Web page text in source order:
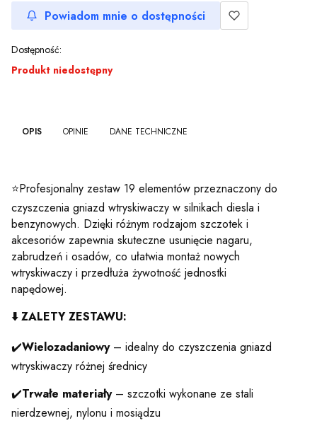
Powiadom mnie o dostępności
Dostępność:
Produkt niedostępny
OPIS OPINIE DANE TECHNICZNE
⭐Profesjonalny zestaw 19 elementów przeznaczony do
czyszczenia gniazd wtryskiwaczy w silnikach diesla i
benzynowych. Dzięki różnym rodzajom szczotek i
akcesoriów zapewnia skuteczne usunięcie nagaru,
zabrudzeń i osadów, co ułatwia montaż nowych
wtryskiwaczy i przedłuża żywotność jednostki
napędowej.
⬇️ZALETY ZESTAWU:
✔️Wielozadaniowy– idealny do czyszczenia gniazd
wtryskiwaczy różnej średnicy
✔️Trwałe materiały– szczotki wykonane ze stali
nierdzewnej, nylonu i mosiądzu